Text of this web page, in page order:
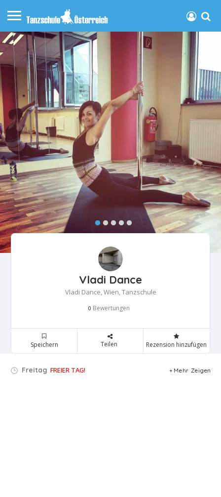
Vladi Dance
Vladi Dance, Wien, Tanzschule
0 Bewertungen
Speichern Teilen Rezension hinzufügen
Freitag FREIER TAG! Mehr Zeigen